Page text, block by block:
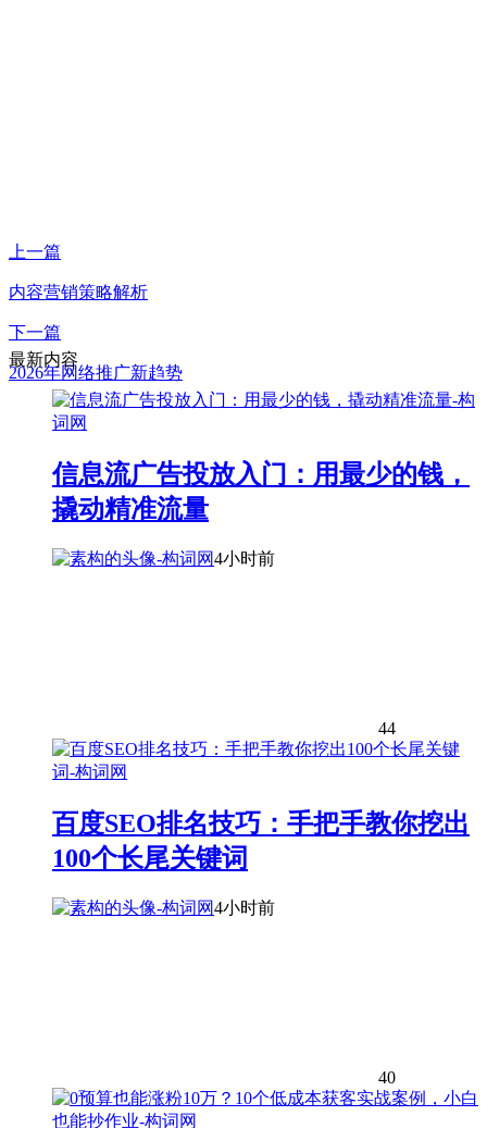
上一篇
内容营销策略解析
下一篇
2026年网络推广新趋势
最新内容
信息流广告投放入门：用最少的钱，
撬动精准流量
4小时前
44
百度SEO排名技巧：手把手教你挖出
100个长尾关键词
4小时前
40